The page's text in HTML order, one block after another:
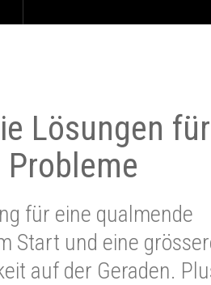
Lösungen für
für eine qualmende
Start und eine
auf der Geraden.